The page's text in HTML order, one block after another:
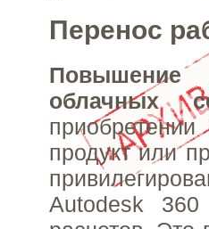
Перенос
облачных
продукт или
Autodesk